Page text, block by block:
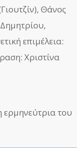
Θάνος
επιμέλεια:
Χριστίνα
ερμηνεύτρια του